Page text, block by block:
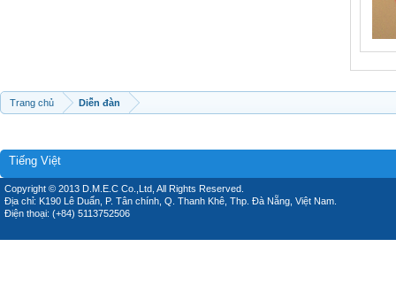
Trang chủ Diễn đàn
Tiếng Việt
Copyright © 2013 D.M.E.C Co.,Ltd, All Rights Reserved.
Địa chỉ: K190 Lê Duẩn, P. Tân chính, Q. Thanh Khê, Thp. Đà Nẵng, Việt Nam.
Điện thoại: (+84) 5113752506